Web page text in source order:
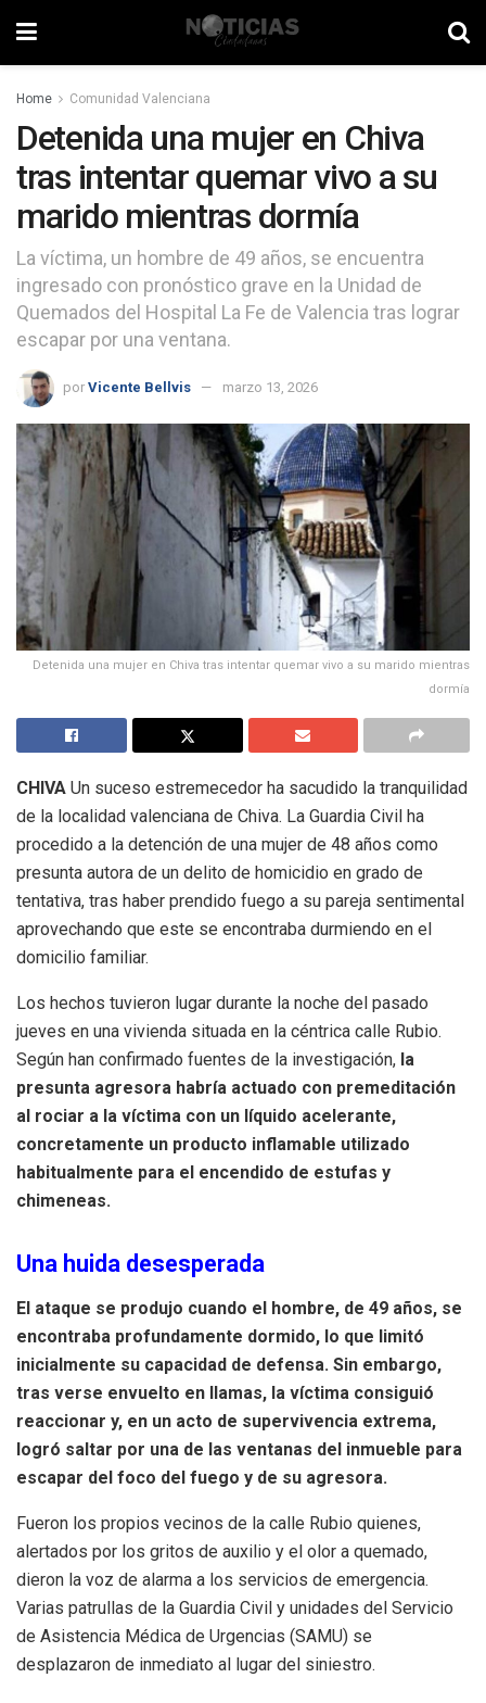
Home Comunidad Valenciana
Detenida una mujer en Chiva
tras intentar quemar vivo a su
marido mientras dormía
La víctima, un hombre de 49 años, se encuentra
ingresado con pronóstico grave en la Unidad de
Quemados del Hospital La Fe de Valencia tras lograr
escapar por una ventana.
por Vicente Bellvis marzo 13, 2026
Detenida una mujer en Chiva tras intentar quemar vivo a su marido mientras
dormía
CHIVA Un suceso estremecedor ha sacudido la tranquilidad
de la localidad valenciana de Chiva. La Guardia Civil ha
procedido a la detención de una mujer de 48 años como
presunta autora de un delito de homicidio en grado de
tentativa, tras haber prendido fuego a su pareja sentimental
aprovechando que este se encontraba durmiendo en el
domicilio familiar.
Los hechos tuvieron lugar durante la noche del pasado
jueves en una vivienda situada en la céntrica calle Rubio.
Según han confirmado fuentes de la investigación, la
presunta agresora habría actuado con premeditación
al rociar a la víctima con un líquido acelerante,
concretamente un producto inflamable utilizado
habitualmente para el encendido de estufas y
chimeneas.
Una huida desesperada
El ataque se produjo cuando el hombre, de 49 años, se
encontraba profundamente dormido, lo que limitó
inicialmente su capacidad de defensa. Sin embargo,
tras verse envuelto en llamas, la víctima consiguió
reaccionar y, en un acto de supervivencia extrema,
logró saltar por una de las ventanas del inmueble para
escapar del foco del fuego y de su agresora.
Fueron los propios vecinos de la calle Rubio quienes,
alertados por los gritos de auxilio y el olor a quemado,
dieron la voz de alarma a los servicios de emergencia.
Varias patrullas de la Guardia Civil y unidades del Servicio
de Asistencia Médica de Urgencias (SAMU) se
desplazaron de inmediato al lugar del siniestro.